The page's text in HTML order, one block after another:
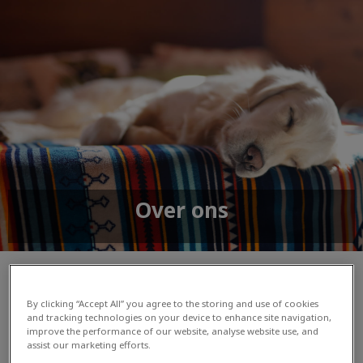
Over ons
Maak kennis met Dierenkliniek
Jol
By clicking “Accept All” you agree to the storing and use of cookies
and tracking technologies on your device to enhance site navigation,
improve the performance of our website, analyse website use, and
assist our marketing efforts.